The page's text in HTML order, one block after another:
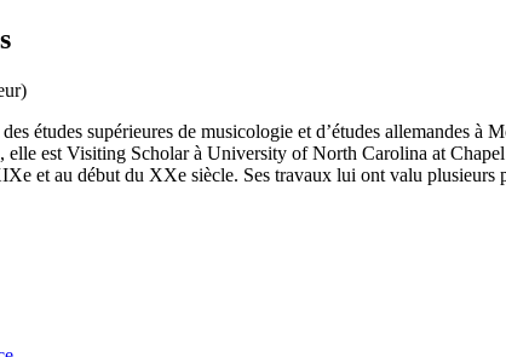
études supérieures de musicologie et d’études allemandes
est Visiting Scholar à University of North Carolina at
et au début du XXe siècle. Ses travaux lui ont valu